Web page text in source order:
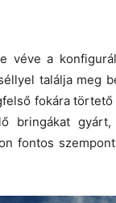
véve a
találja meg
fokára
bringákat
fontos